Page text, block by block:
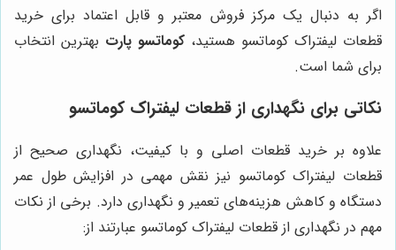
اگر به دنبال یک مرکز فروش معتبر و قابل اعتماد برای خرید
قطعات لیفتراک کوماتسو هستید، کوماتسو پارت بهترین انتخاب
برای شما است.
نکاتی برای نگهداری از قطعات لیفتراک کوماتسو
علاوه بر خرید قطعات اصلی و با کیفیت، نگهداری صحیح از
قطعات لیفتراک کوماتسو نیز نقش مهمی در افزایش طول عمر
دستگاه و کاهش هزینه‌های تعمیر و نگهداری دارد. برخی از نکات
مهم در نگهداری از قطعات لیفتراک کوماتسو عبارتند از: